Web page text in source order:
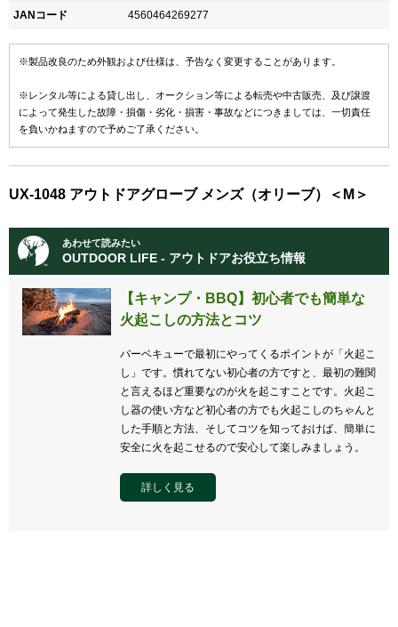
JANコード 4560464269277
※製品改良のため外観および仕様は、予告なく変更することがあります。
※レンタル等による貸し出し、オークション等による転売や中古販売、及び譲渡
によって発生した故障・損傷・劣化・損害・事故などにつきましては、一切責任
を負いかねますので予めご了承ください。
UX-1048 アウトドアグローブ メンズ（オリーブ）＜M＞
あわせて読みたい
OUTDOOR LIFE - アウトドアお役立ち情報
【キャンプ・BBQ】初心者でも簡単な
火起こしの方法とコツ
バーベキューで最初にやってくるポイントが「火起こ
し」です。慣れてない初心者の方ですと、最初の難関
と言えるほど重要なのが火を起こすことです。火起こ
し器の使い方など初心者の方でも火起こしのちゃんと
した手順と方法、そしてコツを知っておけば、簡単に
安全に火を起こせるので安心して楽しみましょう。
詳しく見る